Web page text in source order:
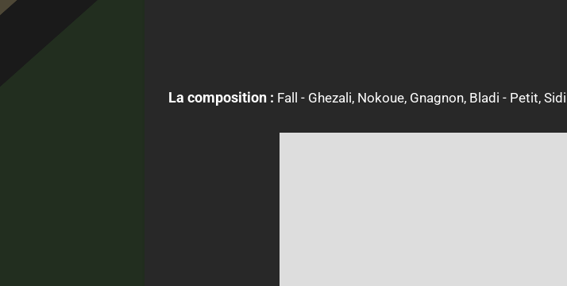
La composition : Fall - Ghezali, Nokoue, Gnagnon, Bladi - Petit,